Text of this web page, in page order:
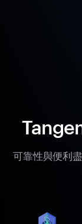
可靠性與便利